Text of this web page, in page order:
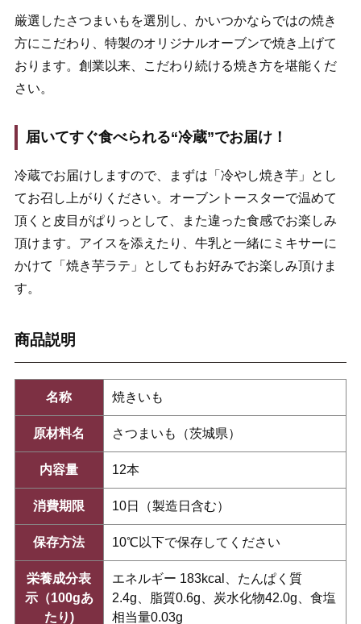
厳選したさつまいもを選別し、かいつかならではの焼き
方にこだわり、特製のオリジナルオーブンで焼き上げて
おります。創業以来、こだわり続ける焼き方を堪能くだ
さい。
届いてすぐ食べられる“冷蔵”でお届け！
冷蔵でお届けしますので、まずは「冷やし焼き芋」とし
てお召し上がりください。オーブントースターで温めて
頂くと皮目がぱりっとして、また違った食感でお楽しみ
頂けます。アイスを添えたり、牛乳と一緒にミキサーに
かけて「焼き芋ラテ」としてもお好みでお楽しみ頂けま
す。
商品説明
名称 焼きいも
原材料名 さつまいも（茨城県）
内容量 12本
消費期限 10日（製造日含む）
保存方法 10℃以下で保存してください
栄養成分表
示（100gあ
たり)
エネルギー 183kcal、たんぱく質
2.4g、脂質0.6g、炭水化物42.0g、食塩
相当量0.03g